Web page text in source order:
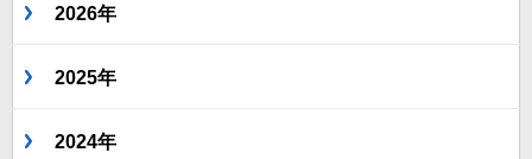
2026年
2025年
2024年